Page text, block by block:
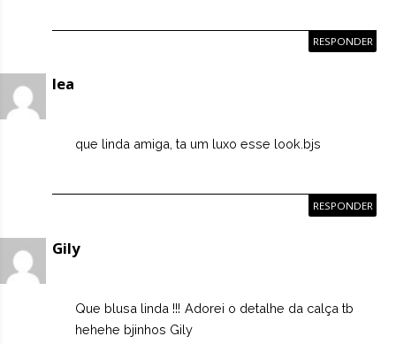
RESPONDER
lea
que linda amiga, ta um luxo esse look.bjs
RESPONDER
Gily
Que blusa linda !!! Adorei o detalhe da calça tb
hehehe bjinhos Gily